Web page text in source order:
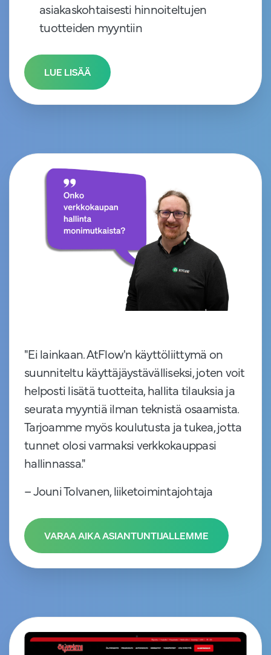
asiakaskohtaisesti hinnoiteltujen
tuotteiden myyntiin
LUE LISÄÄ
"Ei lainkaan. AtFlow'n käyttöliittymä on
suunniteltu käyttäjäystävälliseksi, joten voit
helposti lisätä tuotteita, hallita tilauksia ja
seurata myyntiä ilman teknistä osaamista.
Tarjoamme myös koulutusta ja tukea, jotta
tunnet olosi varmaksi verkkokauppasi
hallinnassa."
– Jouni Tolvanen, liiketoimintajohtaja
VARAA AIKA ASIANTUNTIJALLEMME